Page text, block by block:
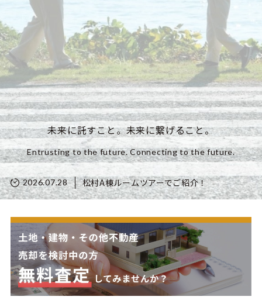
未来に託すこと。未来に繋げること。
Entrusting to the future. Connecting to the future.
2026.07.28 松村A棟ルームツアーでご紹介！